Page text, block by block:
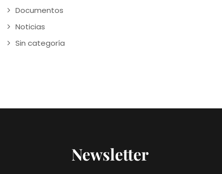
Documentos
Noticias
Sin categoría
Newsletter